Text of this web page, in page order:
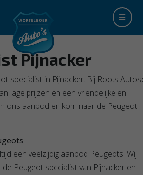
Pijnacker
specialist in Pijnacker. Bij Roots
lage prijzen en een vriendelijke en
ons aanbod en kom naar de Peugeot
een veelzijdig aanbod Peugeots. Wij
Peugeot specialist van Pijnacker en